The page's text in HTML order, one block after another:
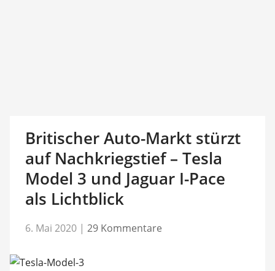
Britischer Auto-Markt stürzt
auf Nachkriegstief – Tesla
Model 3 und Jaguar I-Pace
als Lichtblick
6. Mai 2020 | 29 Kommentare